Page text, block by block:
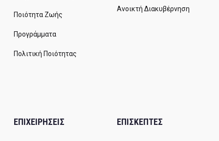
Ποιότητα Ζωής
Προγράμματα
Πολιτική Ποιότητας
Ανοικτή Διακυβέρνηση
ΕΠΙΧΕΙΡΗΣΕΙΣ ΕΠΙΣΚΕΠΤΕΣ